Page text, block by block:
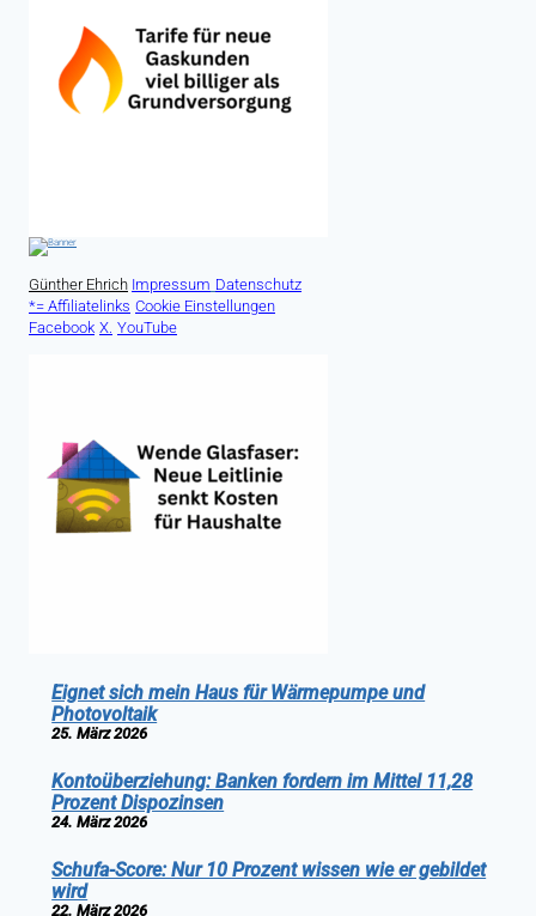
Günther Ehrich Impressum Datenschutz
*= Affiliatelinks Cookie Einstellungen
Facebook X. YouTube
Eignet sich mein Haus für Wärmepumpe und
Photovoltaik
25. März 2026
Kontoüberziehung: Banken fordern im Mittel 11,28
Prozent Dispozinsen
24. März 2026
Schufa-Score: Nur 10 Prozent wissen wie er gebildet
wird
22. März 2026